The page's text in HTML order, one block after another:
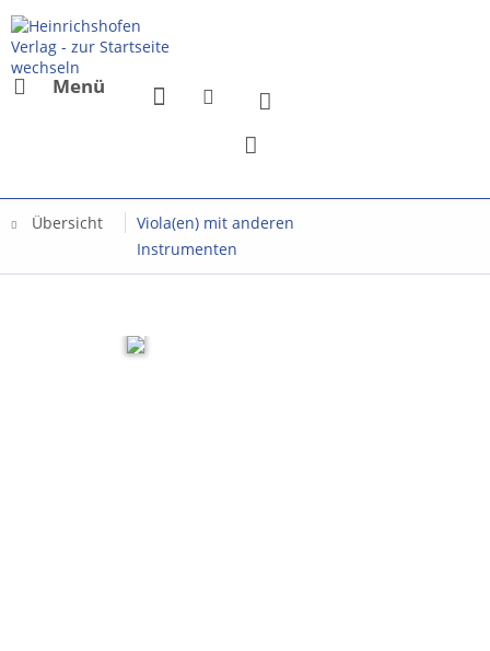
Menü
Übersicht
Viola(en) mit anderen
Instrumenten